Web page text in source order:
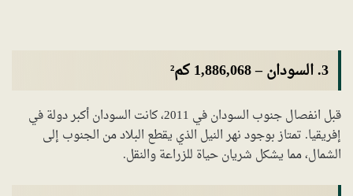
3. السودان–1,886,068 كم²
قبل انفصال جنوب السودان في 2011، كانت السودان أكبر دولة في
إفريقيا. تمتاز بوجود نهر النيل الذي يقطع البلاد من الجنوب إلى
الشمال، مما يشكل شريان حياة للزراعة والنقل.